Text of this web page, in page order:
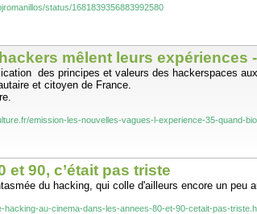
status/1681839356883992580
mêlent leurs expériences
des principes et valeurs des hackerspaces
et citoyen de France.
emission-les-nouvelles-vagues-l-experience-35-quand-
90, c’était pas triste
du hacking, qui colle d'ailleurs encore un peu
hacking-au-cinema-dans-les-annees-80-et-90-cetait-pas-